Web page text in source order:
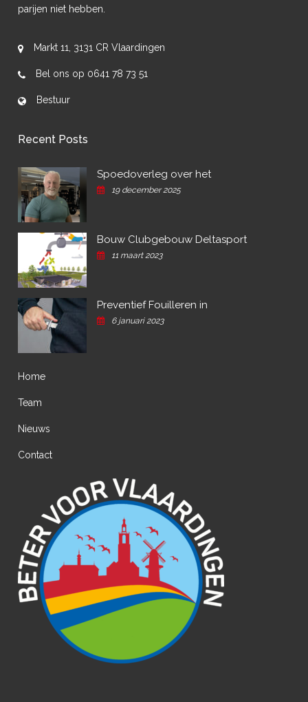
parijen niet hebben.
Markt 11, 3131 CR Vlaardingen
Bel ons op 0641 78 73 51
Bestuur
Recent Posts
Spoedoverleg over het
19 december 2025
Bouw Clubgebouw Deltasport
11 maart 2023
Preventief Fouilleren in
6 januari 2023
Home
Team
Nieuws
Contact